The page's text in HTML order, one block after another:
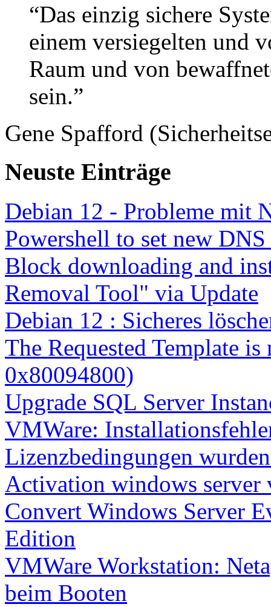
“Das einzig sichere
einem versiegelten und
Raum und von
sein.”
Gene Spafford
Neuste Einträge
Debian 12 - Probleme mit
Powershell to set new
Block downloading and
Removal Tool" via Update
Debian 12 : Sicheres
The Requested Template
0x80094800)
Upgrade SQL Server
VMWare:
Lizenzbedingungen
Activation windows server
Convert Windows Server
Edition
VMWare Workstation:
beim Booten